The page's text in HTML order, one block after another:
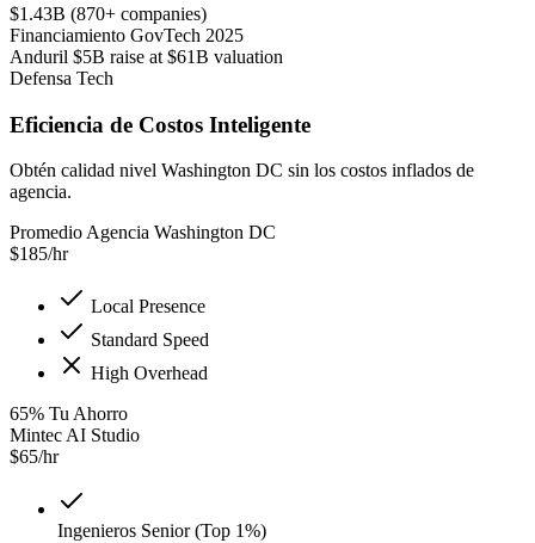
$1.43B (870+ companies)
Financiamiento GovTech 2025
Anduril $5B raise at $61B valuation
Defensa Tech
Eficiencia de Costos Inteligente
Obtén calidad nivel Washington DC sin los costos inflados de
agencia.
Promedio Agencia Washington DC
$185/hr
Local Presence
Standard Speed
High Overhead
65% Tu Ahorro
Mintec AI Studio
$65/hr
Ingenieros Senior (Top 1%)